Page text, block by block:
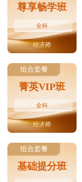
尊享畅学班
全科
经济师
组合套餐
菁英VIP班
全科
经济师
组合套餐
基础提分班